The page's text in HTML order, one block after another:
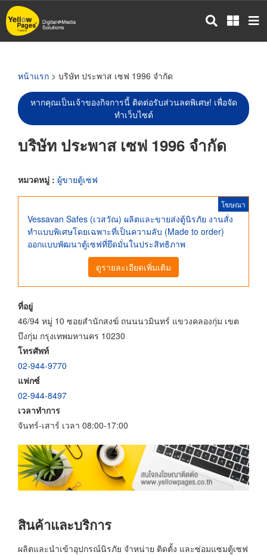
ข้าม
ไป
หน้าแรก > บริษัท ประพาส เซฟ 1996 จำกัด
หากคุณเป็นเจ้าของกิจการนี้ ติดต่อรับส่วนลดพิเศษ! เพื่อจัด
ทำเว็บไซต์
บริษัท ประพาส เซฟ 1996 จำกัด
หมวดหมู่ : ผู้ขายตู้เซฟ
โฆษณา
Vessavan Safes (เวสวัณ) ผลิตและขายส่งตู้นิรภัย งานสั่ง
ทำแบบพิเศษโดยเฉพาะที่เป็นความลับ (Made to order)
ออกแบบพัฒนาตู้เซฟที่ยึดมั่นในประสิทธิภาพ
ดูรายละเอียดเพิ่มเติม
ที่อยู่
46/94 หมู่ 10 ซอยสำนักสงฆ์ ถนนนวมินทร์ แขวงคลองกุ่ม เขต
บึงกุ่ม กรุงเทพมหานคร 10230
โทรศัพท์
02-944-9770
แฟกซ์
02-944-8497
เวลาทำการ
จันทร์-เสาร์ เวลา 08:00-17:00
สินค้าและบริการ
ผลิตและนำเข้าอุปกรณ์นิรภัย จำหน่าย ติดตั้ง และซ่อมแซมตู้เซฟ